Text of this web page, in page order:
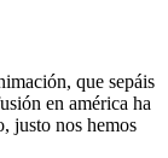
que sepáis
en américa ha
justo nos hemos